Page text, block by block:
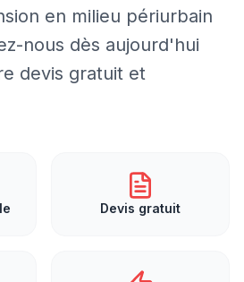
en milieu périurbain
nous dès aujourd'hui
devis gratuit et
Devis gratuit